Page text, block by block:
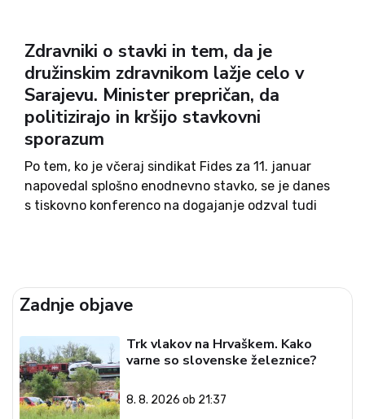
Zdravniki o stavki in tem, da je
družinskim zdravnikom lažje celo v
Sarajevu. Minister prepričan, da
politizirajo in kršijo stavkovni
sporazum
Po tem, ko je včeraj sindikat Fides za 11. januar
napovedal splošno enodnevno stavko, se je danes
s tiskovno konferenco na dogajanje odzval tudi
Zadnje objave
Trk vlakov na Hrvaškem. Kako
varne so slovenske železnice?
8. 8. 2026 ob 21:37